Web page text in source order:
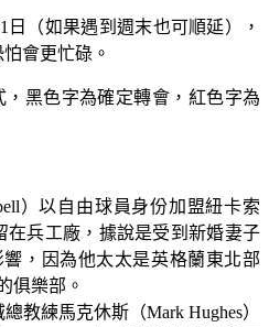
日（如果遇到週末也可順延），
會更忙碌。
，黑色字為確定轉會，紅色字為
）以自由球員身份加盟紐卡索
在兵工廠，據說是受到新婚妻子
響，因為他太太是英格蘭東北部
俱樂部。
教練馬克休斯（Mark Hughes）